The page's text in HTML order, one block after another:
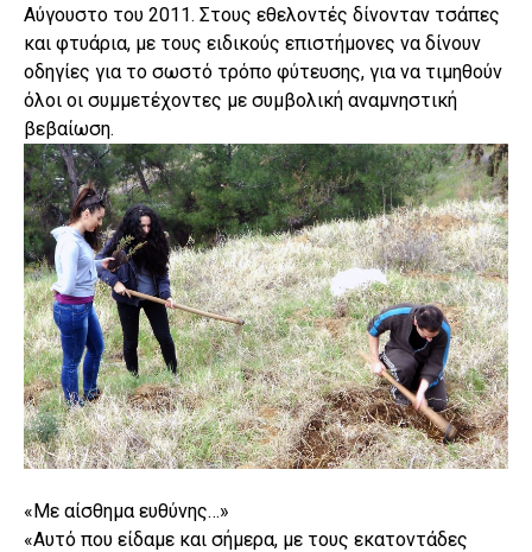
Αύγουστο του 2011. Στους εθελοντές δίνονταν τσάπες
και φτυάρια, με τους ειδικούς επιστήμονες να δίνουν
οδηγίες για το σωστό τρόπο φύτευσης, για να τιμηθούν
όλοι οι συμμετέχοντες με συμβολική αναμνηστική
βεβαίωση.
«Με αίσθημα ευθύνης…»
«Αυτό που είδαμε και σήμερα, με τους εκατοντάδες